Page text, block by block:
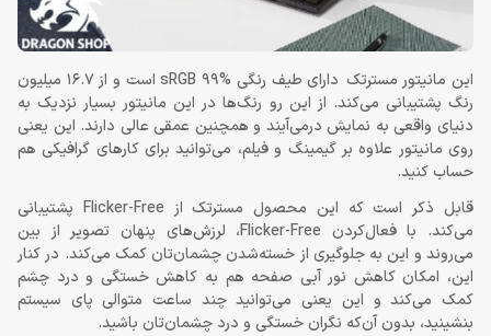
این مانیتور مسترتک دارای طیف رنگی sRGB 99% است و از 16.7 میلیون
رنگ پشتیبانی می‌کند. از این رو رنگ‌ها در این مانیتور بسیار نزدیک به
دنیای واقعی به نمایش درمی‌آیند و همچنین عمقی عالی دارند. این یعنی
روی مانیتور علاوه بر گیمینگ و فیلم، می‌توانید برای کارهای گرافیکی هم
حساب کنید.
قابل ذکر است که این محصول مسترتک از Flicker-Free پشتیبانی
می‌کند. با فعال‌کردن Flicker-Free، لرزش‌های پنهان تصویر از بین
می‌روند و این به جلوگیری از خسته‌شدن چشمان‌تان کمک می‌کند. در کنار
این، امکان کاهش نور آبی صفحه هم به کاهش خستگی و درد چشم
کمک می‌کند و این یعنی می‌توانید چند ساعت متوالی پای سیستم
بنشینید، بدون آن‌که نگران خستگی و درد چشمان‌تان باشید.